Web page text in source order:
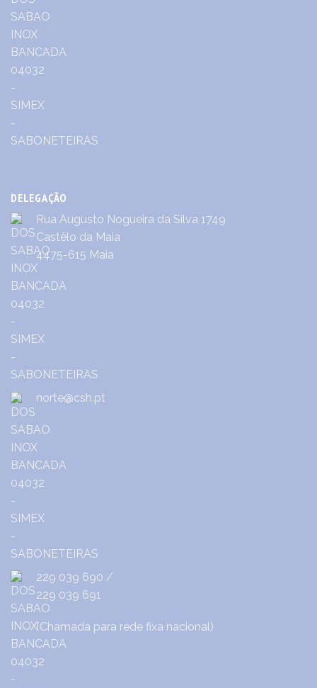
DELEGAÇÃO
Rua Augusto Nogueira da Silva 1749
Castêlo da Maia
4475-615 Maia
norte@csh.pt
229 039 690 /
229 039 691
(Chamada para rede fixa nacional)